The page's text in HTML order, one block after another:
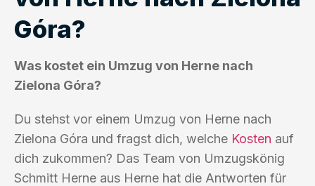
Góra?
Was kostet ein Umzug von Herne nach
Zielona Góra?
Du stehst vor einem Umzug von Herne nach
Zielona Góra und fragst dich, welche Kosten auf
dich zukommen? Das Team von Umzugskönig
Schmitt Herne aus Herne hat die Antworten für